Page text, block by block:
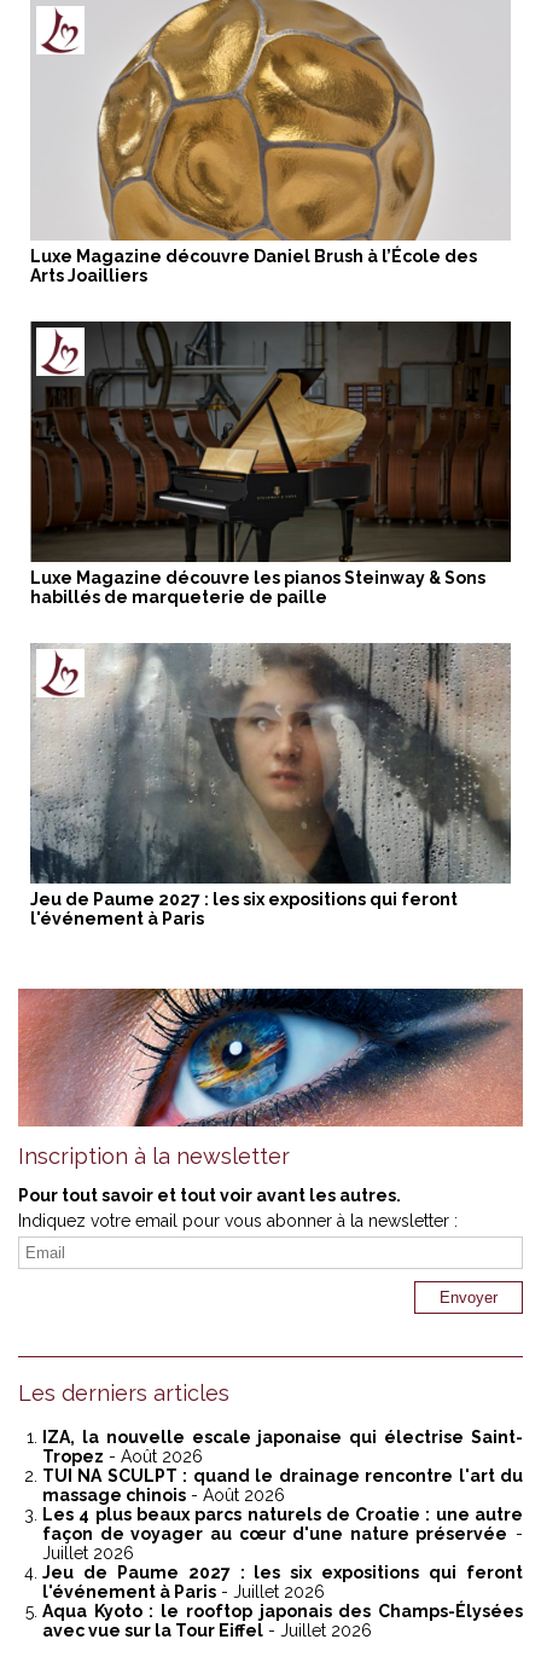
Luxe Magazine découvre Daniel Brush à l’École des
Arts Joailliers
Luxe Magazine découvre les pianos Steinway & Sons
habillés de marqueterie de paille
Jeu de Paume 2027 : les six expositions qui feront
l'événement à Paris
Inscription à la newsletter
Pour tout savoir et tout voir avant les autres.
Indiquez votre email pour vous abonner à la newsletter :
Les derniers articles
IZA, la nouvelle escale japonaise qui électrise Saint-
Tropez - Août 2026
TUI NA SCULPT : quand le drainage rencontre l'art du
massage chinois - Août 2026
Les 4 plus beaux parcs naturels de Croatie : une autre
façon de voyager au cœur d'une nature préservée -
Juillet 2026
Jeu de Paume 2027 : les six expositions qui feront
l'événement à Paris - Juillet 2026
Aqua Kyoto : le rooftop japonais des Champs-Élysées
avec vue sur la Tour Eiffel - Juillet 2026